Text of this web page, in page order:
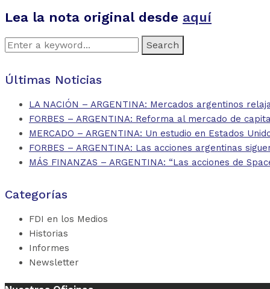
Lea la nota original desde aquí
Search
Últimas Noticias
LA NACIÓN – ARGENTINA: Mercados argentinos
FORBES – ARGENTINA: Reforma al mercado de
MERCADO – ARGENTINA: Un estudio en Estados
FORBES – ARGENTINA: Las acciones argentinas
MÁS FINANZAS – ARGENTINA: “Las acciones de
Categorías
FDI en los Medios
Historias
Informes
Newsletter